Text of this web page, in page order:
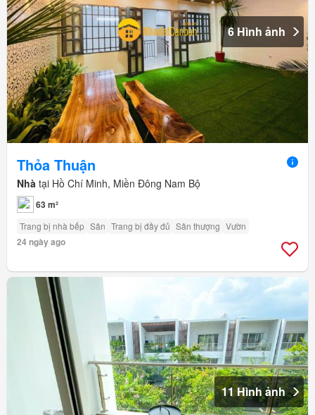
6 Hình ảnh
Thỏa Thuận
Nhà tại Hồ Chí Minh, Miền Đông Nam Bộ
63 m²
Trang bị nhà bếp Sân Trang bị đầy đủ Sân thượng Vườn
24 ngày ago
11 Hình ảnh